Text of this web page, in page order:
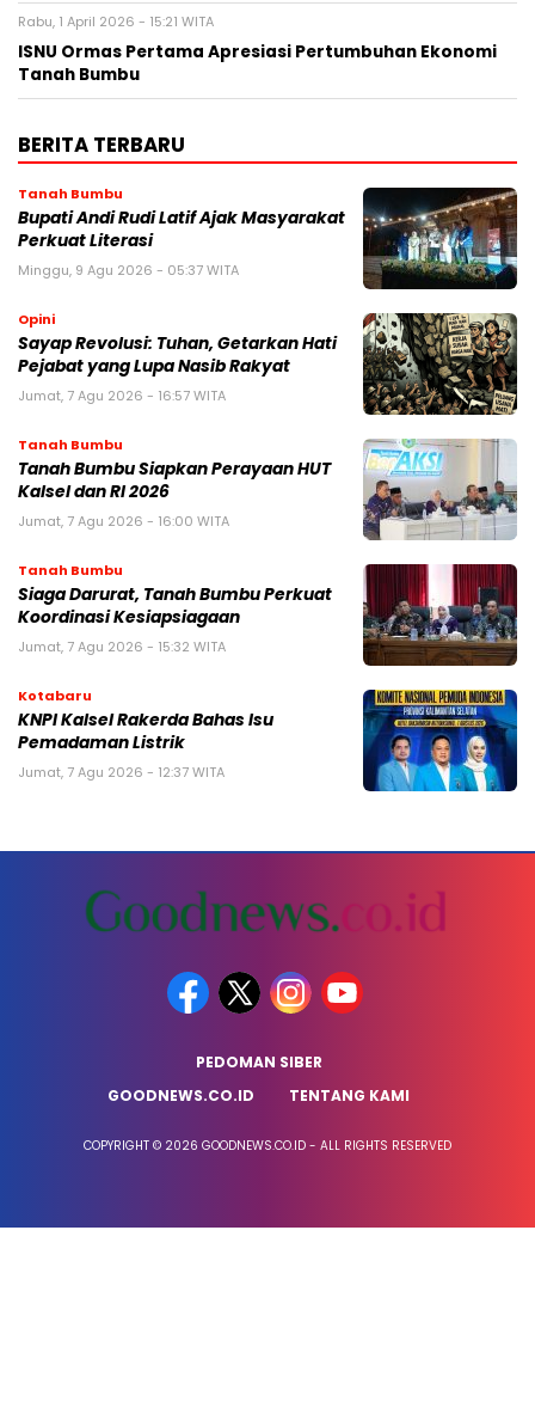
Rabu, 1 April 2026 - 15:21 WITA
ISNU Ormas Pertama Apresiasi Pertumbuhan Ekonomi
Tanah Bumbu
BERITA TERBARU
Tanah Bumbu
Bupati Andi Rudi Latif Ajak Masyarakat
Perkuat Literasi
Minggu, 9 Agu 2026 - 05:37 WITA
Opini
Sayap Revolusi: Tuhan, Getarkan Hati
Pejabat yang Lupa Nasib Rakyat
Jumat, 7 Agu 2026 - 16:57 WITA
Tanah Bumbu
Tanah Bumbu Siapkan Perayaan HUT
Kalsel dan RI 2026
Jumat, 7 Agu 2026 - 16:00 WITA
Tanah Bumbu
Siaga Darurat, Tanah Bumbu Perkuat
Koordinasi Kesiapsiagaan
Jumat, 7 Agu 2026 - 15:32 WITA
Kotabaru
KNPI Kalsel Rakerda Bahas Isu
Pemadaman Listrik
Jumat, 7 Agu 2026 - 12:37 WITA
PEDOMAN SIBER
GOODNEWS.CO.ID
TENTANG KAMI
COPYRIGHT © 2026 GOODNEWS.CO.ID - ALL RIGHTS RESERVED